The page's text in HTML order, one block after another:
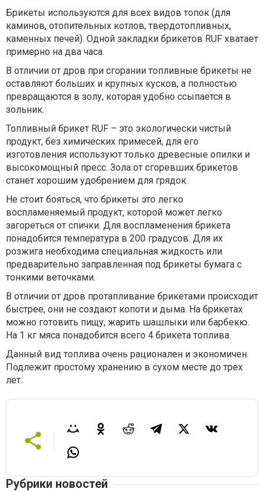
Брикеты используются для всех видов топок (для
каминов, отопительных котлов, твердотопливных,
каменных печей). Одной закладки брикетов RUF хватает
примерно на два часа.
В отличии от дров при сгорании топливные брикеты не
оставляют больших и крупных кусков, а полностью
превращаются в золу, которая удобно ссыпается в
зольник.
Топливный брикет RUF – это экологически чистый
продукт, без химических примесей, для его
изготовления используют только древесные опилки и
высокомощный пресс. Зола от сгоревших брикетов
станет хорошим удобрением для грядок.
Не стоит бояться, что брикеты это легко
воспламеняемый продукт, которой может легко
загореться от спички. Для воспламенения брикета
понадобится температура в 200 градусов. Для их
розжига необходима специальная жидкость или
предварительно заправленная под брикеты бумага с
тонкими веточками.
В отличии от дров протапливание брикетами происходит
быстрее, они не создают копоти и дыма. На брикетах
можно готовить пищу, жарить шашлыки или барбекю.
На 1 кг мяса понадобится всего 4 брикета топлива.
Данный вид топлива очень рационален и экономичен.
Подлежит простому хранению в сухом месте до трех
лет.
Рубрики новостей